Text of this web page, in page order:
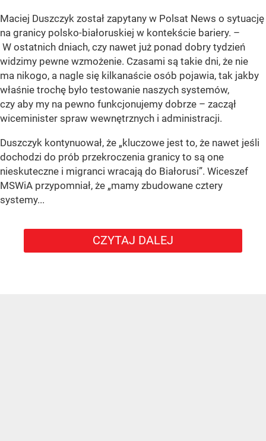
Maciej Duszczyk został zapytany w Polsat News o sytuację
na granicy polsko-białoruskiej w kontekście bariery. –
W ostatnich dniach, czy nawet już ponad dobry tydzień
widzimy pewne wzmożenie. Czasami są takie dni, że nie
ma nikogo, a nagle się kilkanaście osób pojawia, tak jakby
właśnie trochę było testowanie naszych systemów,
czy aby my na pewno funkcjonujemy dobrze – zaczął
wiceminister spraw wewnętrznych i administracji.
Duszczyk kontynuował, że „kluczowe jest to, że nawet jeśli
dochodzi do prób przekroczenia granicy to są one
nieskuteczne i migranci wracają do Białorusi”. Wiceszef
MSWiA przypomniał, że „mamy zbudowane cztery
systemy...
CZYTAJ DALEJ